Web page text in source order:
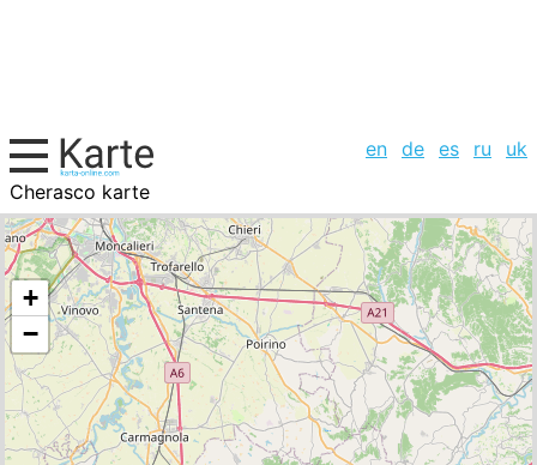
en de es ru
uk
Cherasco karte
Italien, Städte-Liste
+
−